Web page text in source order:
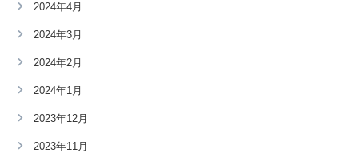
2024年4月
2024年3月
2024年2月
2024年1月
2023年12月
2023年11月